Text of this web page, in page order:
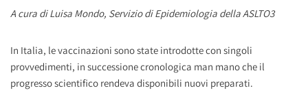
A cura di Luisa Mondo, Servizio di Epidemiologia della ASLTO3
In Italia, le vaccinazioni sono state introdotte con singoli
provvedimenti, in successione cronologica man mano che il
progresso scientifico rendeva disponibili nuovi preparati.